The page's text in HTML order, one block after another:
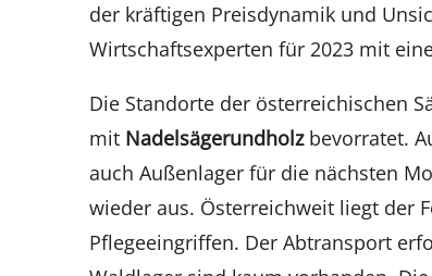
der kräftigen Preisdynamik und
Wirtschaftsexperten für 2023 mit
Die Standorte der österreichischen
mit Nadelsägerundholzbevorratet.
auch Außenlager für die nächsten
wieder aus. Österreichweit liegt der
Pflegeeingriffen. Der Abtransport